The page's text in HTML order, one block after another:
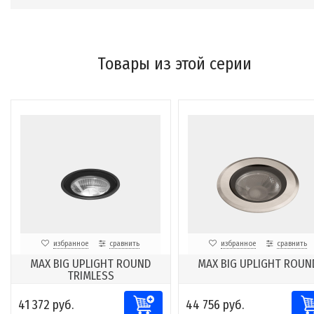
Товары из этой серии
избранное сравнить
MAX BIG UPLIGHT ROUND
TRIMLESS
41 372 руб.
избранное сравнить
MAX BIG UPLIGHT
44 756 руб.